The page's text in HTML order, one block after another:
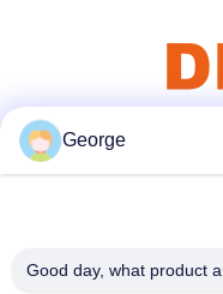
George
Good day, what product